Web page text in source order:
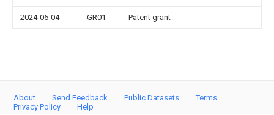
2024-06-04 GR01 Patent grant
About Send Feedback Public Datasets
Terms
Privacy Policy
Help